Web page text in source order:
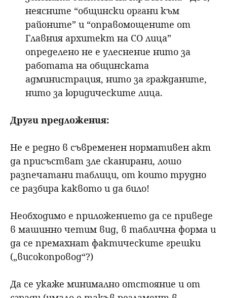
неясните “общински органи към
районите” и “оправомощените от
Главния архитект на СО лица”
определено не е улеснение нито за
работата на общинската
администрация, нито за гражданите,
нито за юридическите лица.
Други предложения:
Не е редно в съвременен нормативен акт
да присъстват зле сканирани, лошо
разпечатани таблици, от които трудно
се разбира каквото и да било!
Необходимо е приложението да се приведе
в машинно четим вид, в таблична форма и
да се премахнат фактическите грешки
(„високопровод“?)
Да се укаже минимално отстояние и от